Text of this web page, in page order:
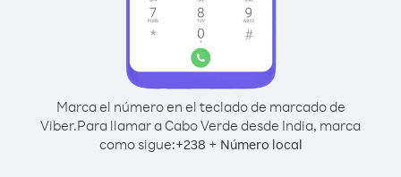
Marca el número en el teclado de marcado de
Viber.Para llamar a Cabo Verde desde India, marca
como sigue:+238 + Número local